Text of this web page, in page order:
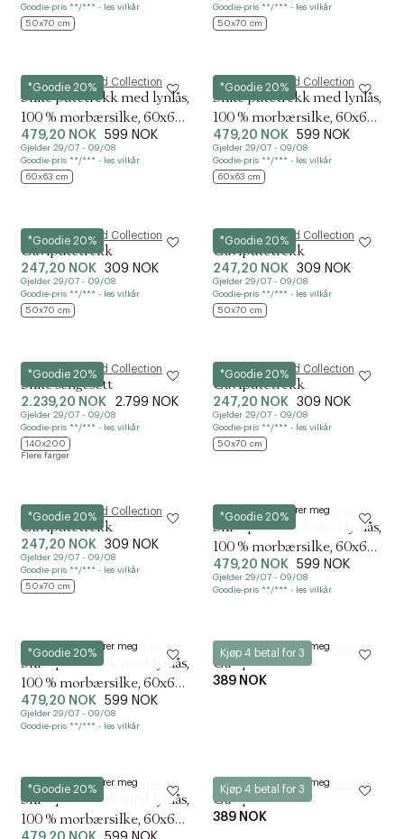
Goodie-pris **/*** - les vilkår
50x70 cm
Goodie-pris **/*** - les vilkår
50x70 cm
*Goodie 20%
Magasin du Nord Collection
Silke putetrekk med lynlås,
100 % morbærsilke, 60x63
cm, lyseblå
479,20 NOK 599 NOK
Gjelder 29/07 - 09/08
Goodie-pris **/*** - les vilkår
60x63 cm
*Goodie 20%
Magasin du Nord Collection
Silke putetrekk med lynlås,
100 % morbærsilke, 60x63
cm, mørk beige
479,20 NOK 599 NOK
Gjelder 29/07 - 09/08
Goodie-pris **/*** - les vilkår
60x63 cm
*Goodie 20%
Magasin du Nord Collection
Gavlputetrekk
247,20 NOK 309 NOK
Gjelder 29/07 - 09/08
Goodie-pris **/*** - les vilkår
50x70 cm
*Goodie 20%
Magasin du Nord Collection
Gavlputetrekk
247,20 NOK 309 NOK
Gjelder 29/07 - 09/08
Goodie-pris **/*** - les vilkår
50x70 cm
*Goodie 20%
Magasin du Nord Collection
Silke sengesett
2.239,20 NOK 2.799 NOK
Gjelder 29/07 - 09/08
Goodie-pris **/*** - les vilkår
140x200
Flere farger
*Goodie 20%
Magasin du Nord Collection
Gavlputetrekk
247,20 NOK 309 NOK
Gjelder 29/07 - 09/08
Goodie-pris **/*** - les vilkår
50x70 cm
*Goodie 20%
Magasin du Nord Collection
Gavlputetrekk
247,20 NOK 309 NOK
Gjelder 29/07 - 09/08
Goodie-pris **/*** - les vilkår
50x70 cm
Registrer meg
*Goodie 20%
Magasin du Nord Collection
Silke putetrekk med lynlås,
100 % morbærsilke, 60x63
cm, rosa
479,20 NOK 599 NOK
Gjelder 29/07 - 09/08
Goodie-pris **/*** - les vilkår
Registrer meg
*Goodie 20%
Magasin du Nord Collection
Silke putetrekk med lynlås,
100 % morbærsilke, 60x63
cm, lys beige
479,20 NOK 599 NOK
Gjelder 29/07 - 09/08
Goodie-pris **/*** - les vilkår
Registrer meg
Kjøp 4 betal for 3
Magasin du Nord Collection
Gavlpudebetræk
389 NOK
Registrer meg
*Goodie 20%
Magasin du Nord Collection
Silke putetrekk med lynlås,
100 % morbærsilke, 60x63
Registrer meg
Kjøp 4 betal for 3
Magasin du Nord Collection
Gavlpudebetræk
389 NOK